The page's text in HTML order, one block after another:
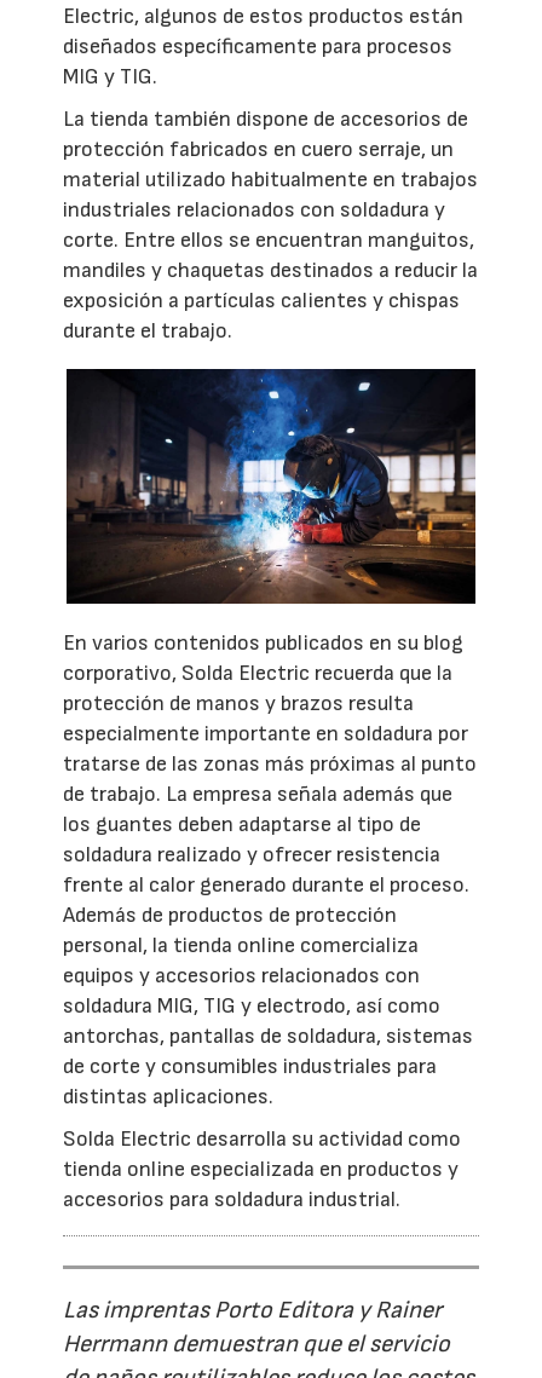
Electric, algunos de estos productos están
diseñados específicamente para procesos
MIG y TIG.
La tienda también dispone de accesorios de
protección fabricados en cuero serraje, un
material utilizado habitualmente en trabajos
industriales relacionados con soldadura y
corte. Entre ellos se encuentran manguitos,
mandiles y chaquetas destinados a reducir la
exposición a partículas calientes y chispas
durante el trabajo.
En varios contenidos publicados en su blog
corporativo, Solda Electric recuerda que la
protección de manos y brazos resulta
especialmente importante en soldadura por
tratarse de las zonas más próximas al punto
de trabajo. La empresa señala además que
los guantes deben adaptarse al tipo de
soldadura realizado y ofrecer resistencia
frente al calor generado durante el proceso.
Además de productos de protección
personal, la tienda online comercializa
equipos y accesorios relacionados con
soldadura MIG, TIG y electrodo, así como
antorchas, pantallas de soldadura, sistemas
de corte y consumibles industriales para
distintas aplicaciones.
Solda Electric desarrolla su actividad como
tienda online especializada en productos y
accesorios para soldadura industrial.
Las imprentas Porto Editora y Rainer
Herrmann demuestran que el servicio